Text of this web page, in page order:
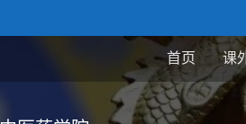
首页 课